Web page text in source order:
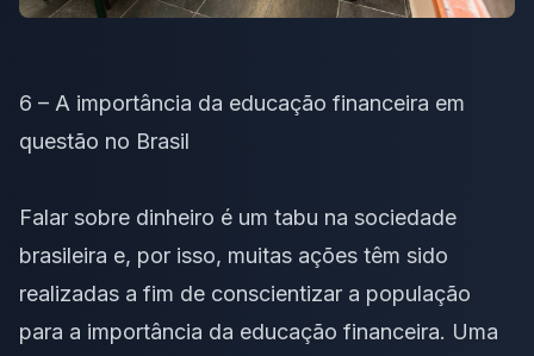
6 – A importância da educação financeira em
questão no Brasil
Falar sobre dinheiro é um tabu na sociedade
brasileira e, por isso, muitas ações têm sido
realizadas a fim de conscientizar a população
para a importância da educação financeira. Uma